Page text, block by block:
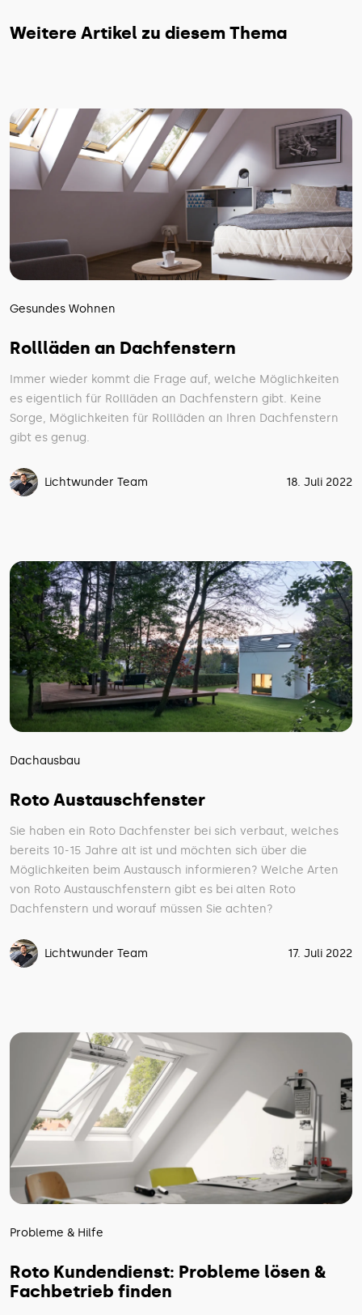
Weitere Artikel zu diesem Thema
Gesundes Wohnen
Rollläden an Dachfenstern
Immer wieder kommt die Frage auf, welche Möglichkeiten
es eigentlich für Rollläden an Dachfenstern gibt. Keine
Sorge, Möglichkeiten für Rollläden an Ihren Dachfenstern
gibt es genug.
Lichtwunder Team 18. Juli 2022
Dachausbau
Roto Austauschfenster
Sie haben ein Roto Dachfenster bei sich verbaut, welches
bereits 10-15 Jahre alt ist und möchten sich über die
Möglichkeiten beim Austausch informieren? Welche Arten
von Roto Austauschfenstern gibt es bei alten Roto
Dachfenstern und worauf müssen Sie achten?
Lichtwunder Team 17. Juli 2022
Probleme & Hilfe
Roto Kundendienst: Probleme lösen &
Fachbetrieb finden